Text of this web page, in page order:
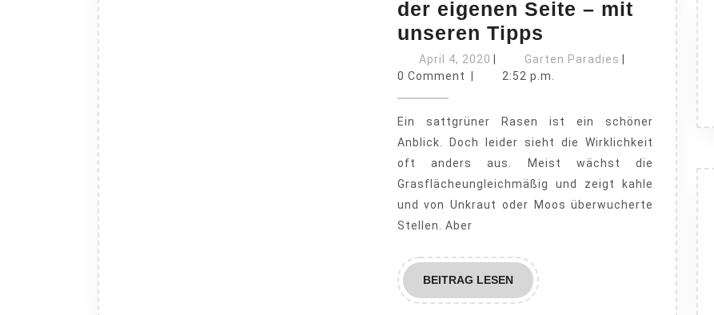
der eigenen Seite – mit
unseren Tipps
Gras
ist
auf
der
eigenen
Seite
April 4, 2020 April
Garten Paradies Garten
0 Comment
2:52 p.m.
Ein sattgrüner Rasen ist ein schöner
Anblick. Doch leider sieht die Wirklichkeit
oft anders aus. Meist wächst die
Grasflächeungleichmäßig und zeigt kahle
und von Unkraut oder Moos überwucherte
Stellen. Aber
BEITRAG LESENBEITRAG
LESEN